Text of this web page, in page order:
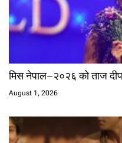
मिस नेपाल–२०२६ को ताज
August 1, 2026